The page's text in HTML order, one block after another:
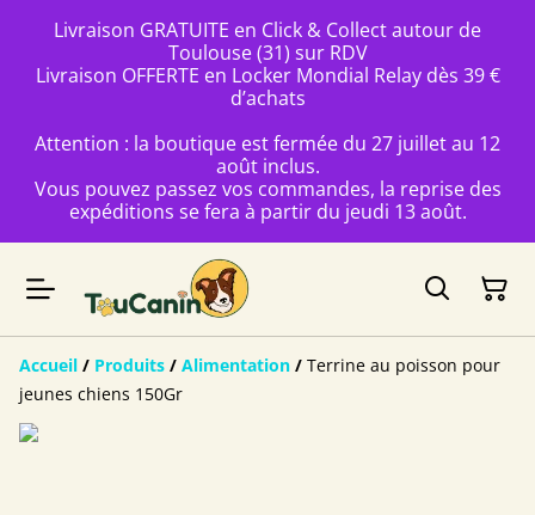
Livraison GRATUITE en Click & Collect autour de
Toulouse (31) sur RDV
Livraison OFFERTE en Locker Mondial Relay dès 39 €
d’achats
Attention : la boutique est fermée du 27 juillet au 12
août inclus.
Vous pouvez passez vos commandes, la reprise des
expéditions se fera à partir du jeudi 13 août.
Accueil / Produits / Alimentation / Terrine au poisson pour
jeunes chiens 150Gr